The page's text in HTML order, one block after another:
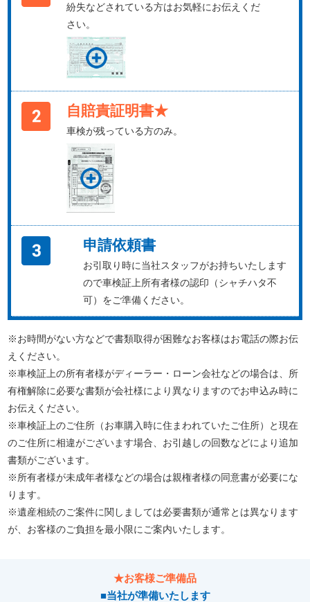
紛失などされている方はお気軽にお伝えくだ
さい。
自賠責証明書★
車検が残っている方のみ。
申請依頼書
お引取り時に当社スタッフがお持ちいたします
ので車検証上所有者様の認印（シャチハタ不
可）をご準備ください。
※お時間がない方などで書類取得が困難なお客様はお電話の際お伝
えください。
※車検証上の所有者様がディーラー・ローン会社などの場合は、所
有権解除に必要な書類が会社様により異なりますのでお申込み時に
お伝えください。
※車検証上のご住所（お車購入時に住まわれていたご住所）と現在
のご住所に相違がございます場合、お引越しの回数などにより追加
書類がございます。
※所有者様が未成年者様などの場合は親権者様の同意書が必要にな
ります。
※遺産相続のご案件に関しましては必要書類が通常とは異なります
が、お客様のご負担を最小限にご案内いたします。
★お客様ご準備品
■当社が準備いたします